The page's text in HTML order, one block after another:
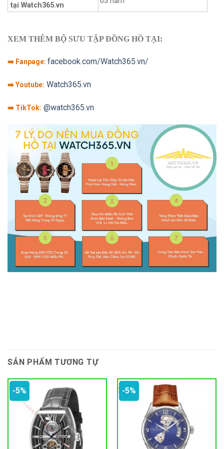
tại Watch365.vn
XEM THÊM BỘ SƯU TẬP ĐỒNG HỒ TẠI:
➡️ Fanpage: facebook.com/Watch365.vn/
➡️ Youtube: Watch365.vn
➡️ TikTok: @watch365.vn
SẢN PHẨM TƯƠNG TỰ
-5% -5%